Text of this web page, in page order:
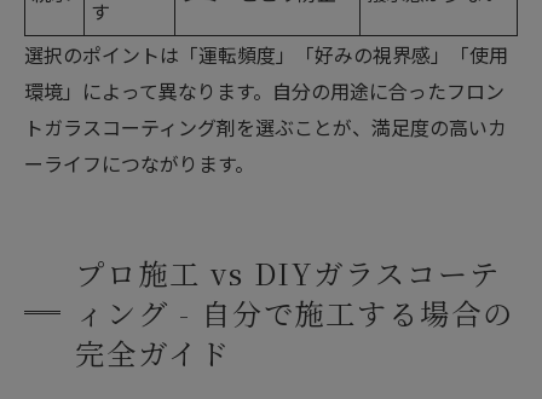
す
選択のポイントは「運転頻度」「好みの視界感」「使用
環境」によって異なります。自分の用途に合ったフロン
トガラスコーティング剤を選ぶことが、満足度の高いカ
ーライフにつながります。
プロ施工 vs DIYガラスコーテ
ィング - 自分で施工する場合の
完全ガイド